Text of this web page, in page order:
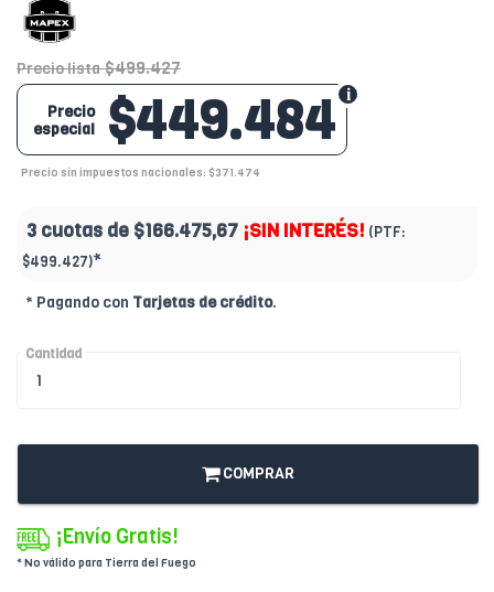
Precio lista $499.427
$449.484
Precio
especial
Precio sin impuestos nacionales: $371.474
3 cuotas de $166.475,67 ¡SIN INTERÉS! (PTF:
$499.427)*
* Pagando con Tarjetas de crédito.
Cantidad
COMPRAR
¡Envío Gratis!
* No válido para Tierra del Fuego